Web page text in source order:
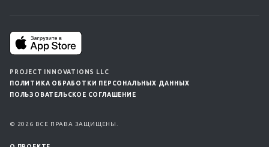
PROJECT INNOVATIONS LLC
ПОЛИТИКА ОБРАБОТКИ ПЕРСОНАЛЬНЫХ ДАННЫХ
ПОЛЬЗОВАТЕЛЬСКОЕ СОГЛАШЕНИЕ
© 2026 ВСЕ ПРАВА ЗАЩИЩЕНЫ.